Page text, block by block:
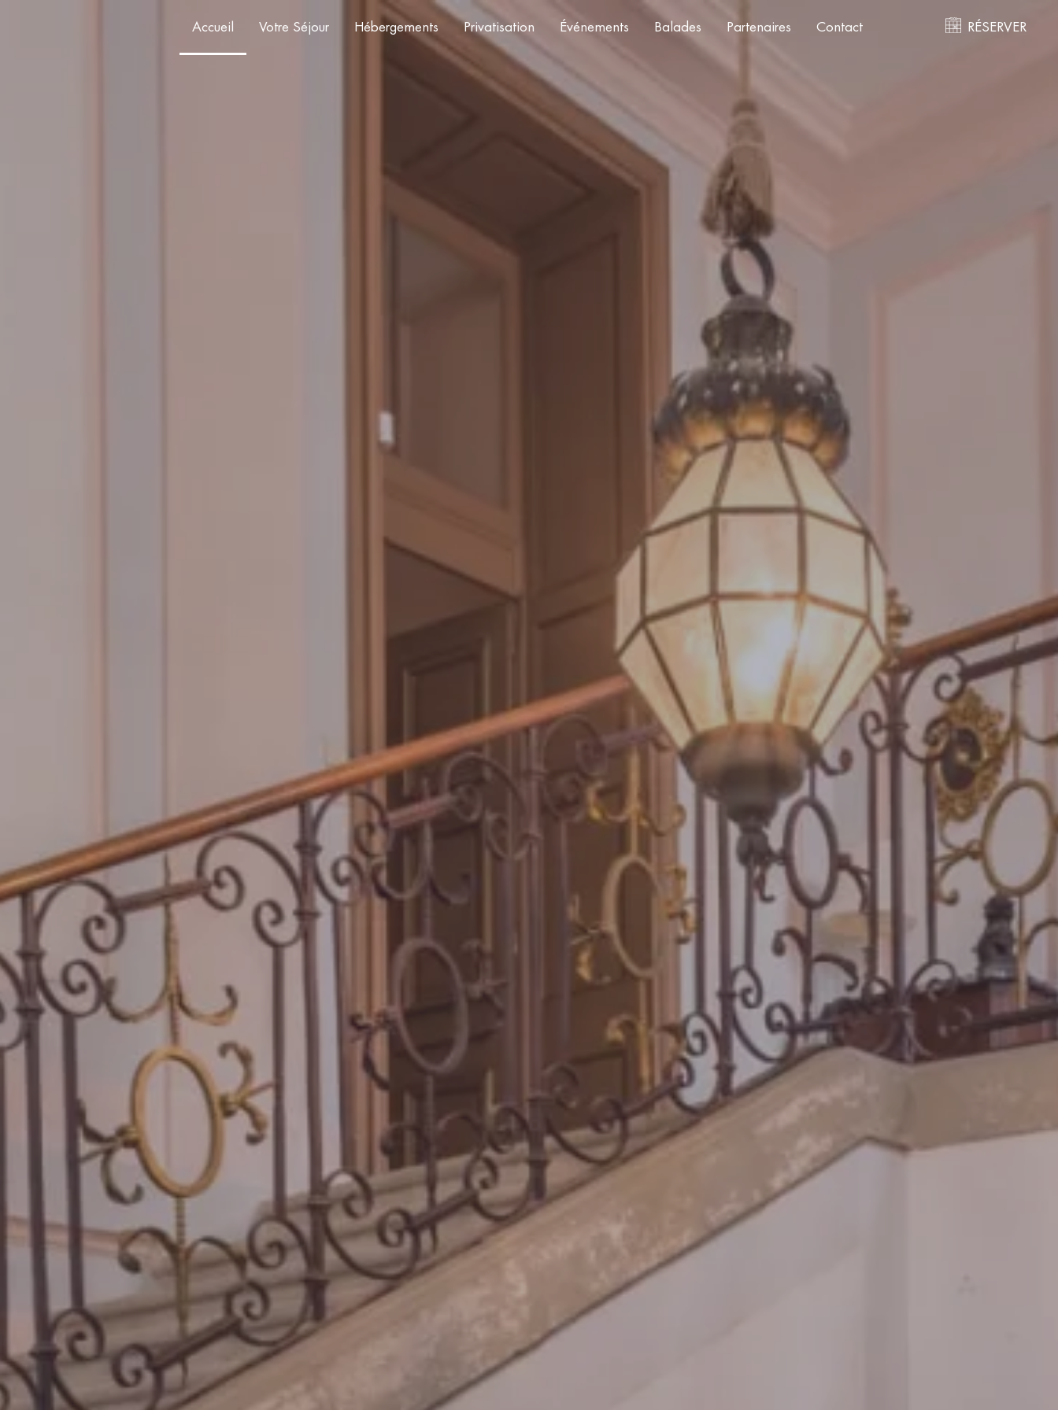
Accueil Votre Séjour Hébergements Privatisation Événements Balades Partenaires Contact RÉSERVER